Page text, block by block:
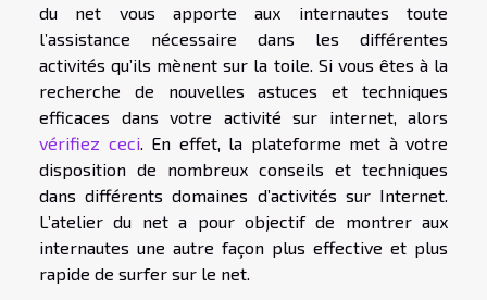
du net vous apporte aux internautes toute
l’assistance nécessaire dans les différentes
activités qu’ils mènent sur la toile. Si vous êtes à la
recherche de nouvelles astuces et techniques
efficaces dans votre activité sur internet, alors
vérifiez ceci. En effet, la plateforme met à votre
disposition de nombreux conseils et techniques
dans différents domaines d’activités sur Internet.
L’atelier du net a pour objectif de montrer aux
internautes une autre façon plus effective et plus
rapide de surfer sur le net.